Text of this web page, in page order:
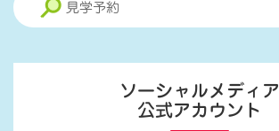
見学予約
ソーシャルメディア
公式アカウント